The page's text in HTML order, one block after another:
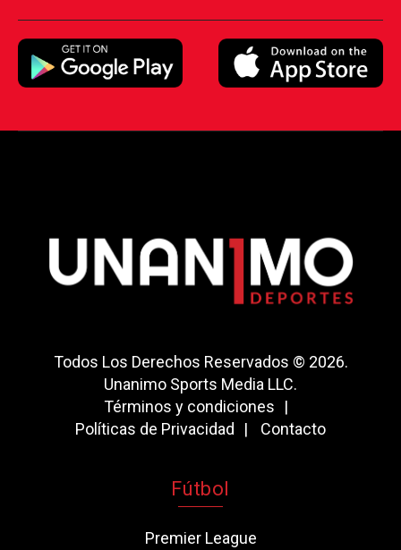
Todos Los Derechos Reservados © 2026.
Unanimo Sports Media LLC.
Términos y condiciones
Políticas de Privacidad
Contacto
Fútbol
Premier League